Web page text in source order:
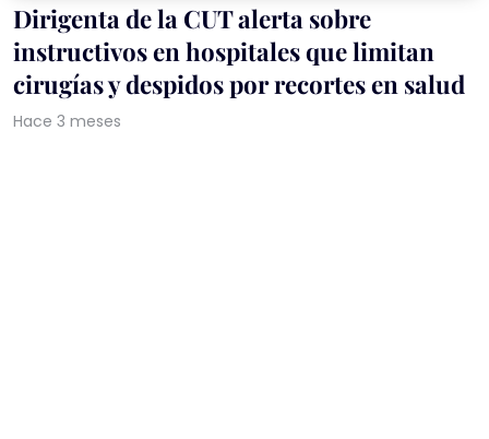
Dirigenta de la CUT alerta sobre
instructivos en hospitales que limitan
cirugías y despidos por recortes en salud
Hace 3 meses